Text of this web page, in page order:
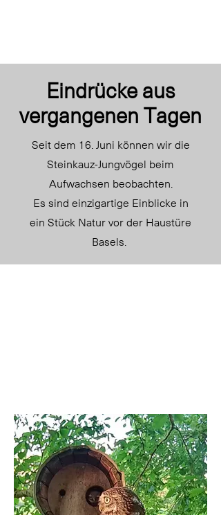
Eindrücke aus
vergangenen Tagen
Seit dem 16. Juni können wir die
Steinkauz-Jungvögel beim
Aufwachsen beobachten.
Es sind einzigartige Einblicke in
ein Stück Natur vor der Haustüre
Basels.